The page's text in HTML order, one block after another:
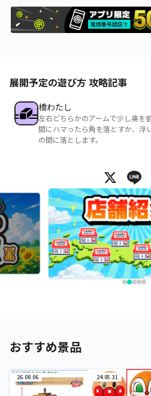
展開予定の遊び方 攻略記事
橋わたし
左右どちらかのアームで少し奥を
間にハマったら角を落とすか、浮
の間に落とします。
X
おすすめ景品
26.08.06 24.05.31